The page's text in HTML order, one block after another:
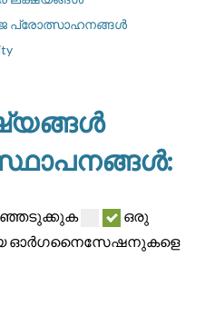
പ്രോത്സാഹനങ്ങൾ
ഒരു
ഓർഗനൈസേഷനുകളെ